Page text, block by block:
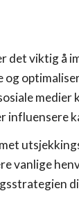
det viktig å
medier
influensere